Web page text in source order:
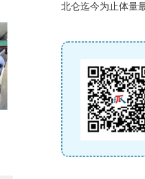
北仑迄今为止体量